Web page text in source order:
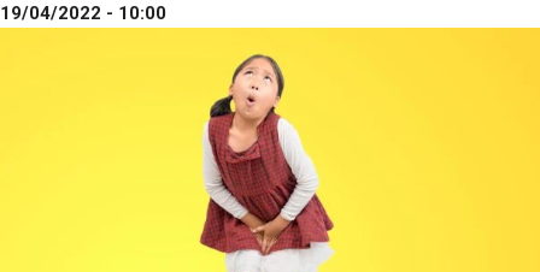
19/04/2022 - 10:00